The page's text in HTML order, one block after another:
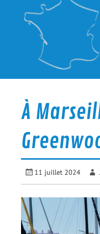
À
11 juillet 2024